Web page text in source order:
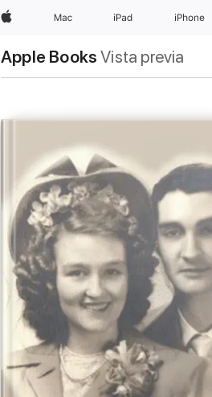
Apple Mac iPad iPhone
Apple Books Vista previa